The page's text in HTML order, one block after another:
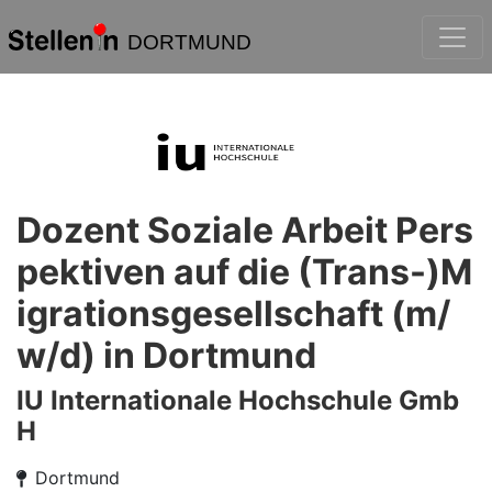
DORTMUND
Dozent Soziale Arbeit Pers
pektiven auf die (Trans-)M
igrationsgesellschaft (m/
w/d) in Dortmund
IU Internationale Hochschule Gmb
H
Dortmund